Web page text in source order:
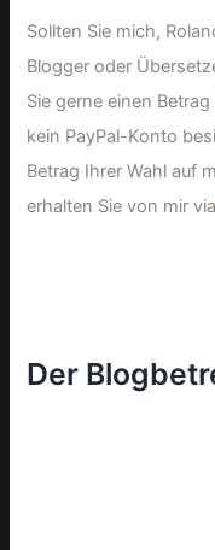
Sollten Sie mich,
Blogger oder
Sie gerne einen
kein PayPal-Konto
Betrag Ihrer Wahl auf
erhalten Sie von mir via
Der